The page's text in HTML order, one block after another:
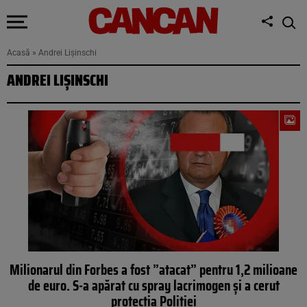
Acasă » Andrei Lișinschi
ANDREI LIȘINSCHI
Milionarul din Forbes a fost ”atacat” pentru 1,2 milioane
de euro. S-a apărat cu spray lacrimogen și a cerut
protecția Poliției